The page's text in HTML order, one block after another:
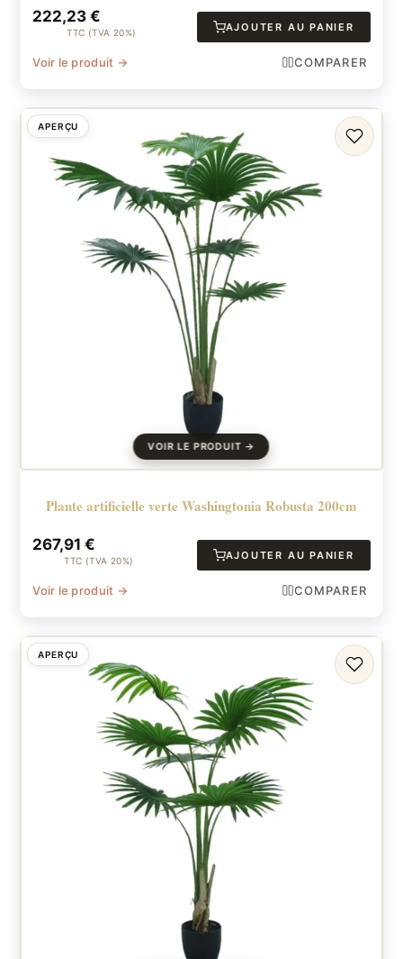
222,23€
TTC (TVA 20%) AJOUTER AU PANIER
Voir le produit → COMPARER
APERÇU
Plante artificielle verte Washingtonia Robusta 200cm
267,91€
TTC (TVA 20%) AJOUTER AU PANIER
Voir le produit → COMPARER
APERÇU